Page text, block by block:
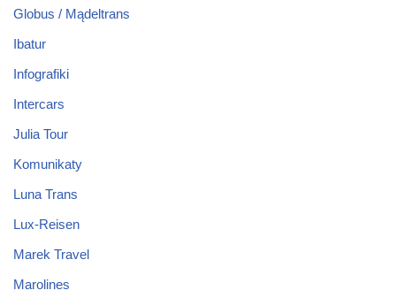
Globus / Mądeltrans
Ibatur
Infografiki
Intercars
Julia Tour
Komunikaty
Luna Trans
Lux-Reisen
Marek Travel
Marolines